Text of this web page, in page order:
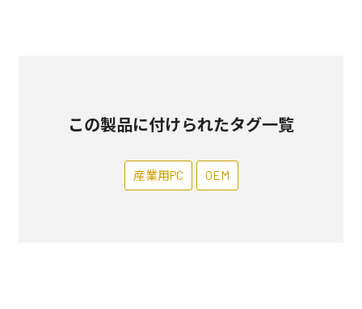
この製品に付けられたタグ一覧
産業用PC OEM